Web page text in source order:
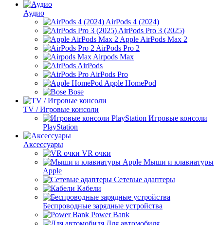
Аудио
AirPods 4 (2024)
AirPods Pro 3 (2025)
Apple AirPods Max 2
AirPods Pro 2
Airpods Max
AirPods
AirPods Pro
Apple HomePod
Bose
TV / Игровые консоли
Игровые консоли
PlayStation
Аксессуары
VR очки
Мыши и клавиатуры
Apple
Сетевые адаптеры
Кабели
Беспроводные зарядные устройства
Power Bank
Для автомобиля